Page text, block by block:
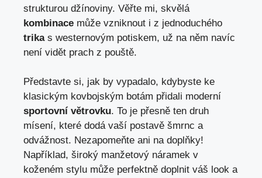
strukturou džínoviny. Věřte mi, skvělá
kombinace může vzniknout i z jednoduchého
trikas westernovým potiskem, už na něm navíc
není vidět prach z pouště.
Představte si, jak by vypadalo, kdybyste ke
klasickým kovbojským botám přidali moderní
sportovní větrovku. To je přesně ten druh
mísení, které dodá vaší postavě šmrnc a
odvážnost. Nezapomeňte ani na doplňky!
Například, široký manžetový náramek v
koženém stylu může perfektně doplnit váš look a